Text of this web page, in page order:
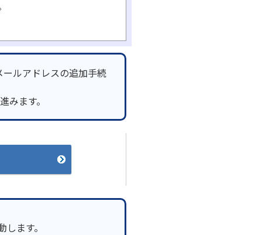
ルアドレスの追加手続
みます。
ます。